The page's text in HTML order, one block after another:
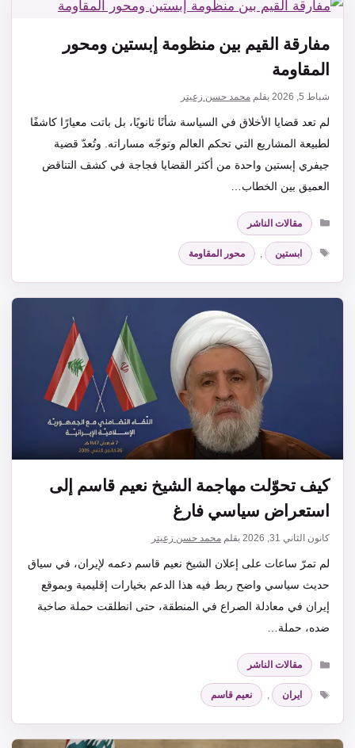
مفارقة القيم بين منظومة إبستين ومحور
المقاومة
شباط 5, 2026 بقلم محمد حسن زعيتر
لم تعد قضايا الأخلاق في السياسة شأنًا ثانويًا، بل باتت معيارًا كاشفًا
لطبيعة المشاريع التي تحكم العالم وتوجّه مساراته. وتُعدّ قضية
جيفري إبستين واحدة من أكثر القضايا فجاجة في كشف التناقض
العميق بين الخطاب…
التصنيفات
مقالات الناشر
الوسوم
ابستين محور المقاومة
كيف تحوّلت مهاجمة الشيخ نعيم قاسم إلى
استعراض سياسي فارغ
كانون الثاني 31, 2026 بقلم محمد حسن زعيتر
لم تمرّ ساعات على إعلان الشيخ نعيم قاسم دعمه لإيران، في سياق
حديث سياسي واضح ربط فيه هذا الدعم بخيارات إقليمية وبموقع
إيران في معادلة الصراع في المنطقة، حتى انطلقت حملة صاخبة
ضده، حملة…
التصنيفات
مقالات الناشر
الوسوم
ايران , نعيم قاسم